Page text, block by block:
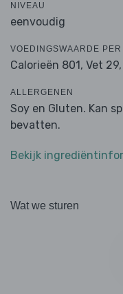
NIVEAU
eenvoudig
VOEDINGSWAARDE
Calorieën 801, Vet 29,
ALLERGENEN
Soy en Gluten. Kan
bevatten.
Bekijk
Wat we sturen